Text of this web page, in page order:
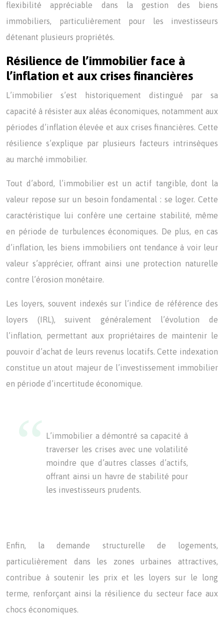
flexibilité appréciable dans la gestion des biens
immobiliers, particulièrement pour les investisseurs
détenant plusieurs propriétés.
Résilience de l’immobilier face à
l’inflation et aux crises financières
L’immobilier s’est historiquement distingué par sa
capacité à résister aux aléas économiques, notamment aux
périodes d’inflation élevée et aux crises financières. Cette
résilience s’explique par plusieurs facteurs intrinsèques
au marché immobilier.
Tout d’abord, l’immobilier est un actif tangible, dont la
valeur repose sur un besoin fondamental : se loger. Cette
caractéristique lui confère une certaine stabilité, même
en période de turbulences économiques. De plus, en cas
d’inflation, les biens immobiliers ont tendance à voir leur
valeur s’apprécier, offrant ainsi une protection naturelle
contre l’érosion monétaire.
Les loyers, souvent indexés sur l’indice de référence des
loyers (IRL), suivent généralement l’évolution de
l’inflation, permettant aux propriétaires de maintenir le
pouvoir d’achat de leurs revenus locatifs. Cette indexation
constitue un atout majeur de l’investissement immobilier
en période d’incertitude économique.
L’immobilier a démontré sa capacité à
traverser les crises avec une volatilité
moindre que d’autres classes d’actifs,
offrant ainsi un havre de stabilité pour
les investisseurs prudents.
Enfin, la demande structurelle de logements,
particulièrement dans les zones urbaines attractives,
contribue à soutenir les prix et les loyers sur le long
terme, renforçant ainsi la résilience du secteur face aux
chocs économiques.